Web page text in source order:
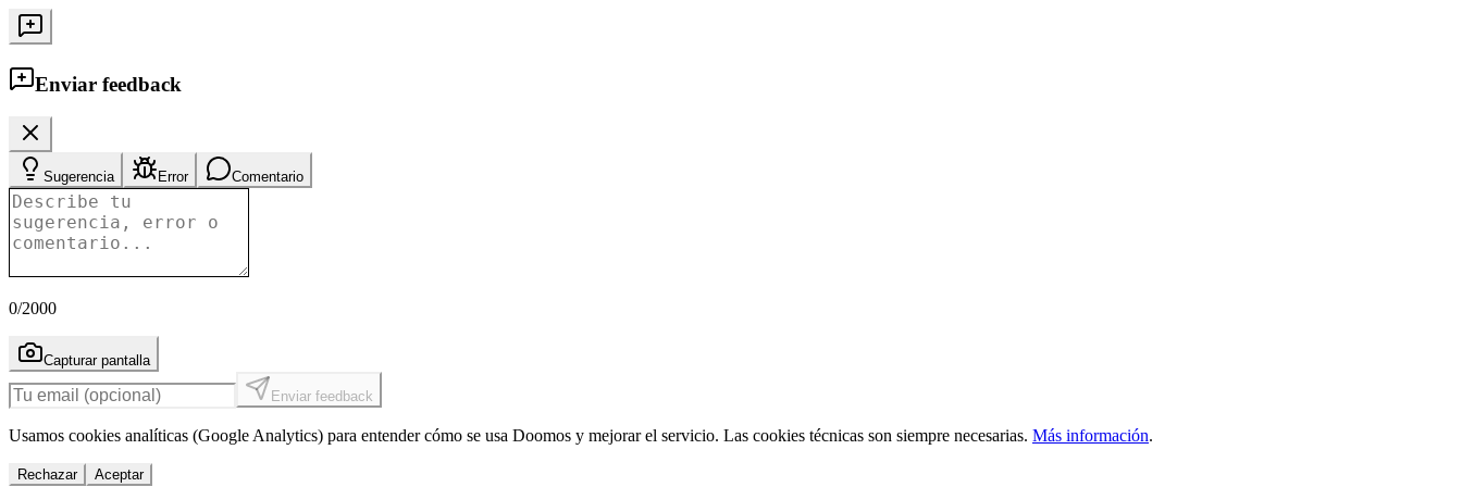
Enviar feedback
Sugerencia Error Comentario
0/2000
Capturar pantalla
Enviar feedback
Usamos cookies analíticas (Google Analytics) para entender cómo se usa Doomos y mejorar el servicio. Las cookies técnicas son siempre necesarias. Más información.
Rechazar Aceptar